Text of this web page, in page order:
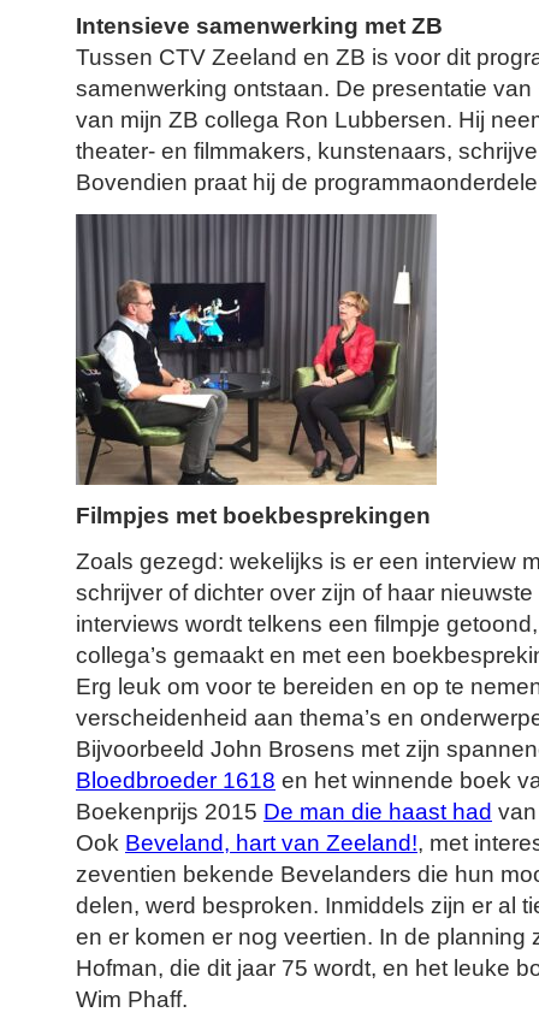
Intensieve samenwerking met ZB
Tussen CTV Zeeland en ZB is voor dit
samenwerking ontstaan. De presentatie
van mijn ZB collega Ron Lubbersen. Hij
theater- en filmmakers, kunstenaars,
Bovendien praat hij de
Filmpjes met boekbesprekingen
Zoals gezegd: wekelijks is er een interview
schrijver of dichter over zijn of haar
interviews wordt telkens een filmpje
collega’s gemaakt en met een
Erg leuk om voor te bereiden en op te
verscheidenheid aan thema’s en
Bijvoorbeeld John Brosens met zijn
Bloedbroeder 1618 en het winnende boek
Boekenprijs 2015 De man die haast had
Ook Beveland, hart van Zeeland!, met
zeventien bekende Bevelanders die hun
delen, werd besproken. Inmiddels zijn er al
en er komen er nog veertien. In de planning
Hofman, die dit jaar 75 wordt, en het leuke
Wim Phaff.